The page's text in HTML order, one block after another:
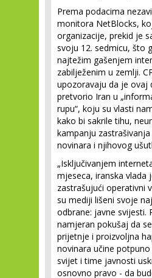
Prema podacima
monitora NetBlocks,
organizacije, prekid je
svoju 12. sedmicu, što
najtežim gašenjem
zabilježenim u zemlji.
upozoravaju da je ovaj
pretvorio Iran u
rupu“, koju su vlasti
kako bi sakrile tihu,
kampanju zastrašivanja
novinara i njihovog
„Isključivanjem
mjeseca, iranska vlada
zastrašujući operativni
su mediji lišeni svoje
odbrane: javne svijesti.
namjeran pokušaj da
prijetnje i proizvoljna
novinara učine
svijet i time javnosti
osnovno pravo - da